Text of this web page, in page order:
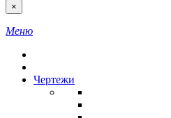
×
Меню
Чертежи